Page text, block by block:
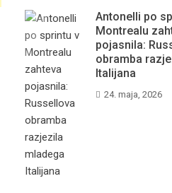
Antonelli po
Montrealu
pojasnila:
obramba
Italijana
24. maja, 2026